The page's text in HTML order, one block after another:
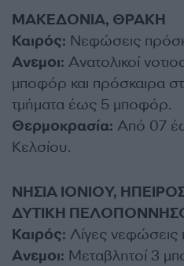
ΜΑΚΕΔΟΝΙΑ, ΘΡΑΚΗ
Καιρός: Νεφώσεις
Ανεμοι: Ανατολικοί
μποφόρ και πρόσκαιρα
τμήματα έως 5 μποφόρ.
Θερμοκρασία: Από 07
Κελσίου.
ΝΗΣΙΑ ΙΟΝΙΟΥ,
ΔΥΤΙΚΗ
Καιρός: Λίγες νεφώσεις
Ανεμοι: Μεταβλητοί 3